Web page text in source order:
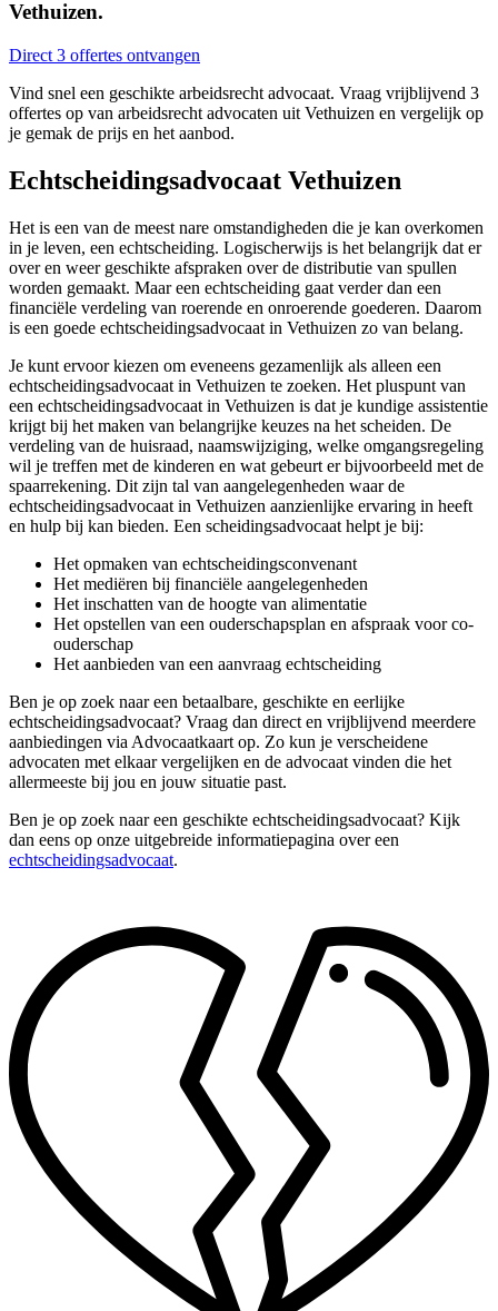
Vethuizen.
Direct 3 offertes ontvangen
Vind snel een geschikte arbeidsrecht advocaat. Vraag vrijblijvend 3
offertes op van arbeidsrecht advocaten uit Vethuizen en vergelijk op
je gemak de prijs en het aanbod.
Echtscheidingsadvocaat Vethuizen
Het is een van de meest nare omstandigheden die je kan overkomen
in je leven, een echtscheiding. Logischerwijs is het belangrijk dat er
over en weer geschikte afspraken over de distributie van spullen
worden gemaakt. Maar een echtscheiding gaat verder dan een
financiële verdeling van roerende en onroerende goederen. Daarom
is een goede echtscheidingsadvocaat in Vethuizen zo van belang.
Je kunt ervoor kiezen om eveneens gezamenlijk als alleen een
echtscheidingsadvocaat in Vethuizen te zoeken. Het pluspunt van
een echtscheidingsadvocaat in Vethuizen is dat je kundige assistentie
krijgt bij het maken van belangrijke keuzes na het scheiden. De
verdeling van de huisraad, naamswijziging, welke omgangsregeling
wil je treffen met de kinderen en wat gebeurt er bijvoorbeeld met de
spaarrekening. Dit zijn tal van aangelegenheden waar de
echtscheidingsadvocaat in Vethuizen aanzienlijke ervaring in heeft
en hulp bij kan bieden. Een scheidingsadvocaat helpt je bij:
Het opmaken van echtscheidingsconvenant
Het mediëren bij financiële aangelegenheden
Het inschatten van de hoogte van alimentatie
Het opstellen van een ouderschapsplan en afspraak voor co-
ouderschap
Het aanbieden van een aanvraag echtscheiding
Ben je op zoek naar een betaalbare, geschikte en eerlijke
echtscheidingsadvocaat? Vraag dan direct en vrijblijvend meerdere
aanbiedingen via Advocaatkaart op. Zo kun je verscheidene
advocaten met elkaar vergelijken en de advocaat vinden die het
allermeeste bij jou en jouw situatie past.
Ben je op zoek naar een geschikte echtscheidingsadvocaat? Kijk
dan eens op onze uitgebreide informatiepagina over een
echtscheidingsadvocaat.